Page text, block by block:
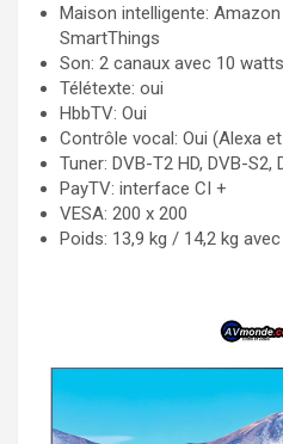
Maison intelligente:
SmartThings
Son: 2 canaux avec 10
Télétexte: oui
HbbTV: Oui
Contrôle vocal: Oui (Alexa
Tuner: DVB-T2 HD, DVB-S2,
PayTV: interface CI +
VESA: 200 x 200
Poids: 13,9 kg / 14,2 kg